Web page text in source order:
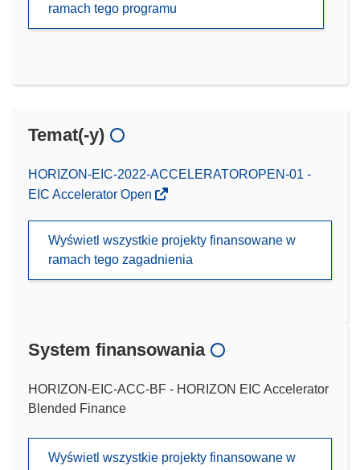
ramach tego programu
Temat(-y)
HORIZON-EIC-2022-ACCELERATOROPEN-01 -
EIC Accelerator Open
Wyświetl wszystkie projekty finansowane w
ramach tego zagadnienia
System finansowania
HORIZON-EIC-ACC-BF - HORIZON EIC Accelerator
Blended Finance
Wyświetl wszystkie projekty finansowane w